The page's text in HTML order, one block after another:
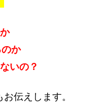
か
いの？
伝えします。